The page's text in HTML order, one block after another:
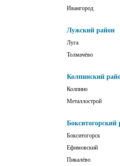
Ивангород
Лужский район
Луга
Толмачёво
Колпинский
Колпино
Металлострой
Бокситогорский
Бокситогорск
Ефимовский
Пикалёво